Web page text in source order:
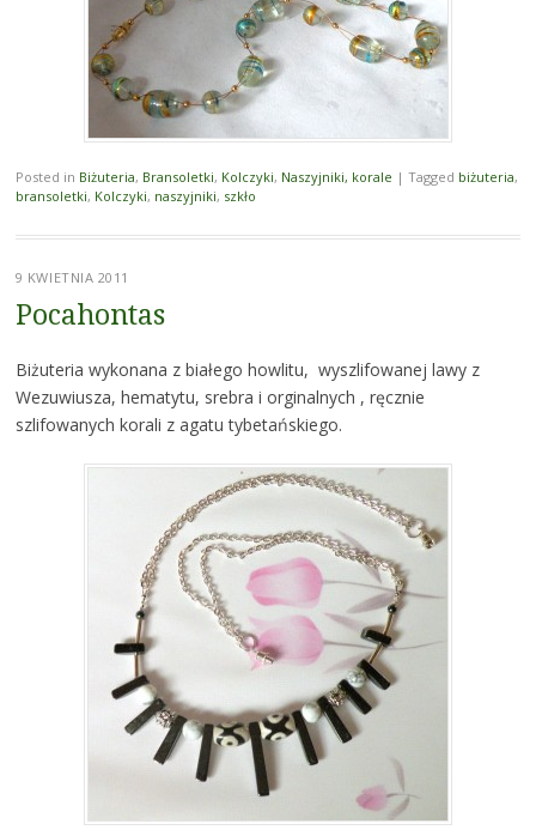
Posted in Biżuteria, Bransoletki, Kolczyki, Naszyjniki, korale | Tagged biżuteria,
bransoletki, Kolczyki, naszyjniki, szkło
9 KWIETNIA 2011
Pocahontas
Biżuteria wykonana z białego howlitu, wyszlifowanej lawy z
Wezuwiusza, hematytu, srebra i orginalnych , ręcznie
szlifowanych korali z agatu tybetańskiego.